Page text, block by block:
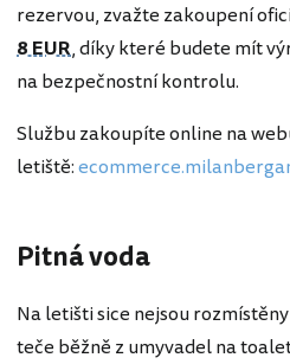
rezervou, zvažte zakoupení
8 EUR, díky které budete mít
na bezpečnostní kontrolu.
Službu zakoupíte online na
letiště:
Pitná voda
Na letišti sice nejsou
teče běžně z umyvadel na